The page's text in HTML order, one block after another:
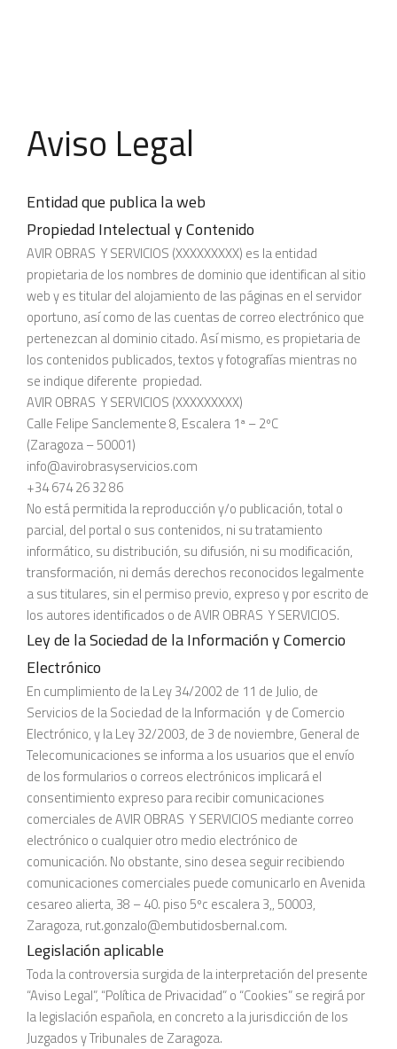
Aviso Legal
Entidad que publica la web
Propiedad Intelectual y Contenido
AVIR OBRAS Y SERVICIOS (XXXXXXXXX) es la entidad
propietaria de los nombres de dominio que identifican al sitio
web y es titular del alojamiento de las páginas en el servidor
oportuno, así como de las cuentas de correo electrónico que
pertenezcan al dominio citado. Así mismo, es propietaria de
los contenidos publicados, textos y fotografías mientras no
se indique diferente propiedad.
AVIR OBRAS Y SERVICIOS (XXXXXXXXX)
Calle Felipe Sanclemente 8, Escalera 1ª – 2ºC
(Zaragoza – 50001)
info@avirobrasyservicios.com
+34 674 26 32 86
No está permitida la reproducción y/o publicación, total o
parcial, del portal o sus contenidos, ni su tratamiento
informático, su distribución, su difusión, ni su modificación,
transformación, ni demás derechos reconocidos legalmente
a sus titulares, sin el permiso previo, expreso y por escrito de
los autores identificados o de AVIR OBRAS Y SERVICIOS.
Ley de la Sociedad de la Información y Comercio
Electrónico
En cumplimiento de la Ley 34/2002 de 11 de Julio, de
Servicios de la Sociedad de la Información y de Comercio
Electrónico, y la Ley 32/2003, de 3 de noviembre, General de
Telecomunicaciones se informa a los usuarios que el envío
de los formularios o correos electrónicos implicará el
consentimiento expreso para recibir comunicaciones
comerciales de AVIR OBRAS Y SERVICIOS mediante correo
electrónico o cualquier otro medio electrónico de
comunicación. No obstante, sino desea seguir recibiendo
comunicaciones comerciales puede comunicarlo en Avenida
cesareo alierta, 38 – 40. piso 5ºc escalera 3,, 50003,
Zaragoza, rut.gonzalo@embutidosbernal.com.
Legislación aplicable
Toda la controversia surgida de la interpretación del presente
“Aviso Legal”, “Política de Privacidad” o “Cookies” se regirá por
la legislación española, en concreto a la jurisdicción de los
Juzgados y Tribunales de Zaragoza.